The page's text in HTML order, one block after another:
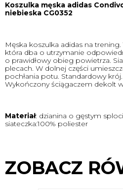
Koszulka męska adidas
niebieska CG0352
Męska koszulka adidas na
która dba o utrzymanie
o prawidłowy obieg powietrza.
plecach. W dolnej części
pochłania potu. Standardowy
Wykończony ściągaczem dekolt w
Materiał: dzianina o gęstym
siateczka:100% poliester
ZOBACZ